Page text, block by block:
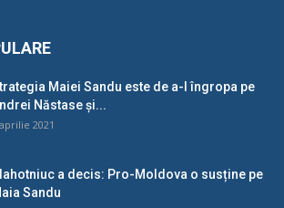
Maiei Sandu este de a-l îngropa pe
Năstase și...
2021
a decis: Pro-Moldova o susține pe
Sandu